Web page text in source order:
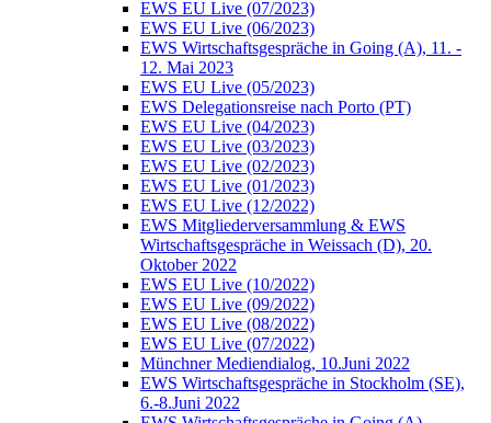
EWS EU Live (07/2023)
EWS EU Live (06/2023)
EWS Wirtschaftsgespräche in Going (A), 11. -
12. Mai 2023
EWS EU Live (05/2023)
EWS Delegationsreise nach Porto (PT)
EWS EU Live (04/2023)
EWS EU Live (03/2023)
EWS EU Live (02/2023)
EWS EU Live (01/2023)
EWS EU Live (12/2022)
EWS Mitgliederversammlung & EWS
Wirtschaftsgespräche in Weissach (D), 20.
Oktober 2022
EWS EU Live (10/2022)
EWS EU Live (09/2022)
EWS EU Live (08/2022)
EWS EU Live (07/2022)
Münchner Mediendialog, 10.Juni 2022
EWS Wirtschaftsgespräche in Stockholm (SE),
6.-8.Juni 2022